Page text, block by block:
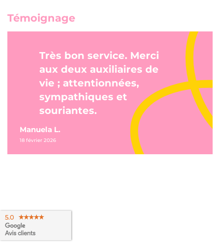
Témoignage
Très bon service. Merci
aux deux auxiliaires de
vie ; attentionnées,
sympathiques et
souriantes.
Manuela L.
18 février 2026
5.0